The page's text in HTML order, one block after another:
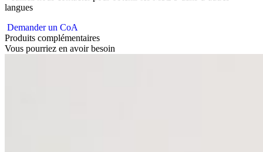
langues
Demander un CoA
Produits complémentaires
Vous pourriez en avoir besoin